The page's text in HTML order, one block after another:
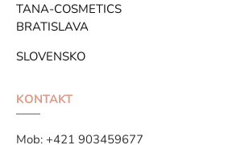
TANA-COSMETICS
BRATISLAVA
SLOVENSKO
KONTAKT
Mob: +421 903459677